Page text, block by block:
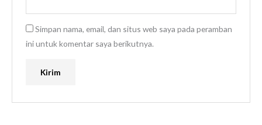
Simpan nama, email, dan situs web saya pada peramban
ini untuk komentar saya berikutnya.